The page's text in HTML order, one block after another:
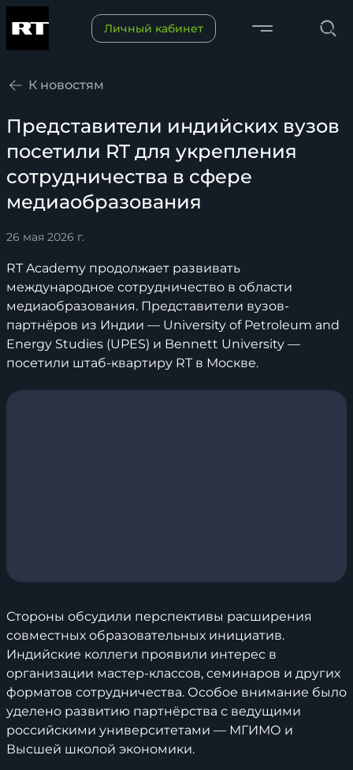
Поиск
Личный кабинет
К новостям
Представители индийских вузов
посетили RT для укрепления
сотрудничества в сфере
медиаобразования
26 мая 2026 г.
RT Academy продолжает развивать
международное сотрудничество в области
медиаобразования. Представители вузов-
партнёров из Индии — University of Petroleum and
Energy Studies (UPES) и Bennett University —
посетили штаб-квартиру RT в Москве.
Стороны обсудили перспективы расширения
совместных образовательных инициатив.
Индийские коллеги проявили интерес в
организации мастер-классов, семинаров и других
форматов сотрудничества. Особое внимание было
уделено развитию партнёрства с ведущими
российскими университетами — МГИМО и
Высшей школой экономики.